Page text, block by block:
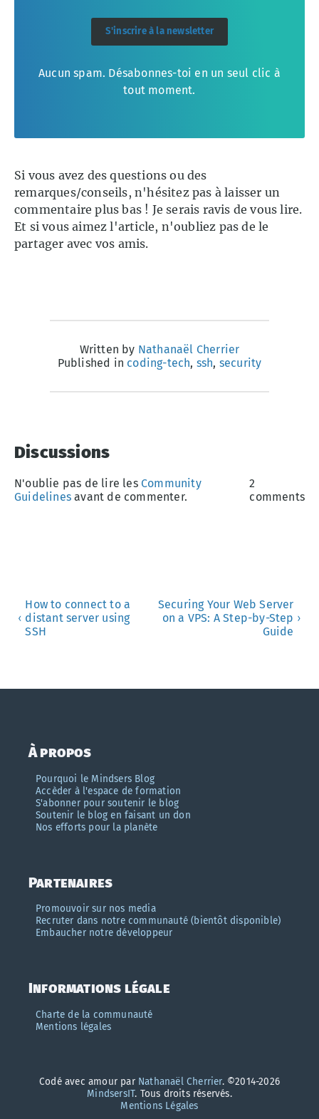
S'inscrire à la newsletter
Aucun spam. Désabonnes-toi en un seul clic à
tout moment.
Si vous avez des questions ou des
remarques/conseils, n'hésitez pas à laisser un
commentaire plus bas ! Je serais ravis de vous lire.
Et si vous aimez l'article, n'oubliez pas de le
partager avec vos amis.
Written by Nathanaël Cherrier
Published in coding-tech, ssh, security
Discussions
N'oublie pas de lire les Community
Guidelines avant de commenter.
2
comments
‹
How to connect to a
distant server using
SSH
Securing Your Web Server
on a VPS: A Step-by-Step
Guide
›
À propos
Pourquoi le Mindsers Blog
Accèder à l'espace de formation
S'abonner pour soutenir le blog
Soutenir le blog en faisant un don
Nos efforts pour la planète
Partenaires
Promouvoir sur nos media
Recruter dans notre communauté (bientôt disponible)
Embaucher notre développeur
Informations légale
Charte de la communauté
Mentions légales
Codé avec amour par Nathanaël Cherrier. ©2014-2026
MindsersIT. Tous droits réservés.
Mentions Légales